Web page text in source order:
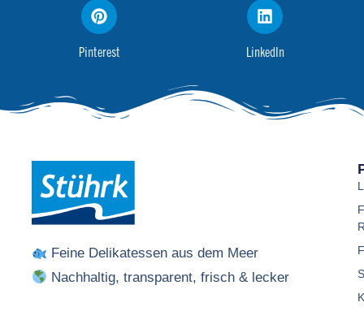
Pinterest LinkedIn
Feine Delikatessen aus dem Meer
Nachhaltig, transparent, frisch & lecker